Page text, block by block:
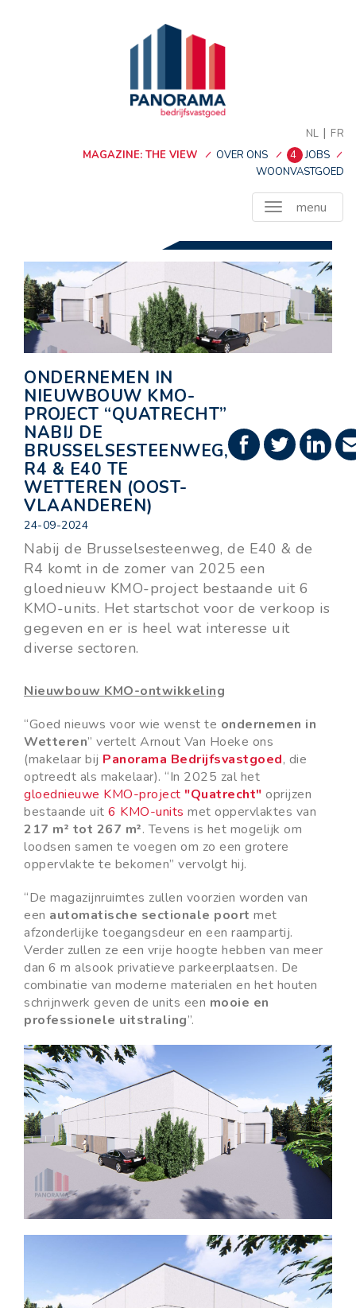
NL | FR
MAGAZINE: THE VIEW
OVER ONS 4 JOBS
WOONVASTGOED
menu
ONDERNEMEN IN
NIEUWBOUW KMO-
PROJECT “QUATRECHT”
NABIJ DE
BRUSSELSESTEENWEG,
R4 & E40 TE
WETTEREN (OOST-
VLAANDEREN)
24-09-2024
Nabij de Brusselsesteenweg, de E40 & de
R4 komt in de zomer van 2025 een
gloednieuw KMO-project bestaande uit 6
KMO-units. Het startschot voor de verkoop is
gegeven en er is heel wat interesse uit
diverse sectoren.
Nieuwbouw KMO-ontwikkeling
“Goed nieuws voor wie wenst te ondernemen in
Wetteren” vertelt Arnout Van Hoeke ons
(makelaar bij Panorama Bedrijfsvastgoed, die
optreedt als makelaar). “In 2025 zal het
gloednieuwe KMO-project "Quatrecht" oprijzen
bestaande uit 6 KMO-units met oppervlaktes van
217 m² tot 267 m². Tevens is het mogelijk om
loodsen samen te voegen om zo een grotere
oppervlakte te bekomen” vervolgt hij.
“De magazijnruimtes zullen voorzien worden van
een automatische sectionale poort met
afzonderlijke toegangsdeur en een raampartij.
Verder zullen ze een vrije hoogte hebben van meer
dan 6 m alsook privatieve parkeerplaatsen. De
combinatie van moderne materialen en het houten
schrijnwerk geven de units een mooie en
professionele uitstraling”.